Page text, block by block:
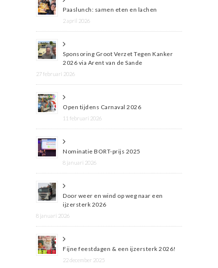
Paaslunch: samen eten en lachen
2 april 2026
Sponsoring Groot Verzet Tegen Kanker
2026 via Arent van de Sande
27 februari 2026
Open tijdens Carnaval 2026
11 februari 2026
Nominatie BORT-prijs 2025
8 januari 2026
Door weer en wind op weg naar een
ijzersterk 2026
8 januari 2026
Fijne feestdagen & een ijzersterk 2026!
22 december 2025